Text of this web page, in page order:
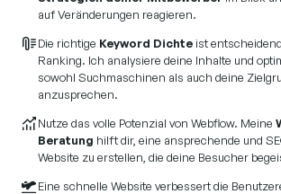
auf Veränderungen reagieren.
Die richtige Keyword Dichteist
Ranking. Ich analysiere deine Inhalte und
sowohl Suchmaschinen als auch deine
anzusprechen.
Nutze das volle Potenzial von Webflow. Meine
Beratung hilft dir, eine ansprechende und
Website zu erstellen, die deine Besucher
Eine schnelle Website verbessert die